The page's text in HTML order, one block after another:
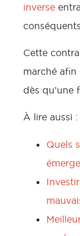
inverse
Cette
marché
dès qu’une
À lire aussi :
Quels